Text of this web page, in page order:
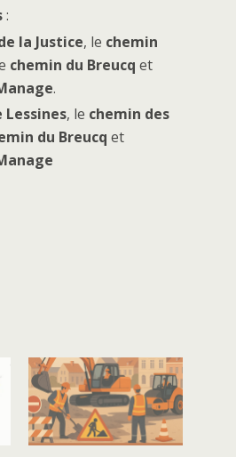
:
la Justice, le chemin
chemin du Breucq et
.
, le chemin des
du Breucq et